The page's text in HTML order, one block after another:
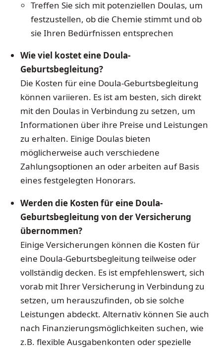
Treffen Sie sich mit potenziellen Doulas, um
festzustellen, ob die Chemie stimmt und ob
sie Ihren Bedürfnissen entsprechen
Wie viel kostet eine Doula-
Geburtsbegleitung?
Die Kosten für eine Doula-Geburtsbegleitung
können variieren. Es ist am besten, sich direkt
mit den Doulas in Verbindung zu setzen, um
Informationen über ihre Preise und Leistungen
zu erhalten. Einige Doulas bieten
möglicherweise auch verschiedene
Zahlungsoptionen an oder arbeiten auf Basis
eines festgelegten Honorars.
Werden die Kosten für eine Doula-
Geburtsbegleitung von der Versicherung
übernommen?
Einige Versicherungen können die Kosten für
eine Doula-Geburtsbegleitung teilweise oder
vollständig decken. Es ist empfehlenswert, sich
vorab mit Ihrer Versicherung in Verbindung zu
setzen, um herauszufinden, ob sie solche
Leistungen abdeckt. Alternativ können Sie auch
nach Finanzierungsmöglichkeiten suchen, wie
z.B. flexible Ausgabenkonten oder spezielle